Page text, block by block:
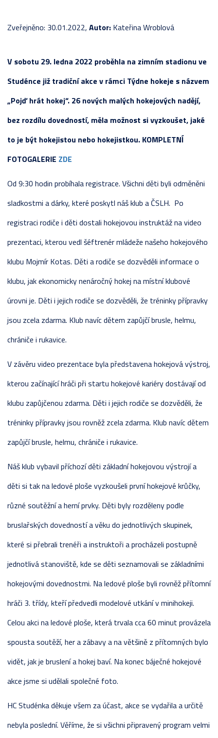
Zveřejněno: 30.01.2022, Autor: Kateřina Wroblová
V sobotu 29. ledna 2022 proběhla na zimním stadionu ve
Studénce již tradiční akce v rámci Týdne hokeje s názvem
„Pojď hrát hokej“. 26 nových malých hokejových nadějí,
bez rozdílu dovedností, měla možnost si vyzkoušet, jaké
to je být hokejistou nebo hokejistkou. KOMPLETNÍ
FOTOGALERIE ZDE
Od 9:30 hodin probíhala registrace. Všichni děti byli odměněni
sladkostmi a dárky, které poskytl náš klub a ČSLH. Po
registraci rodiče i děti dostali hokejovou instruktáž na video
prezentaci, kterou vedl šéftrenér mládeže našeho hokejového
klubu Mojmír Kotas. Děti a rodiče se dozvěděli informace o
klubu, jak ekonomicky nenáročný hokej na místní klubové
úrovni je. Děti i jejich rodiče se dozvěděli, že tréninky přípravky
jsou zcela zdarma. Klub navíc dětem zapůjčí brusle, helmu,
chrániče i rukavice.
V závěru video prezentace byla představena hokejová výstroj,
kterou začínající hráči při startu hokejové kariéry dostávají od
klubu zapůjčenou zdarma. Děti i jejich rodiče se dozvěděli, že
tréninky přípravky jsou rovněž zcela zdarma. Klub navíc dětem
zapůjčí brusle, helmu, chrániče i rukavice.
Náš klub vybavil příchozí děti základní hokejovou výstrojí a
děti si tak na ledové ploše vyzkoušeli první hokejové krůčky,
různé soutěžní a herní prvky. Děti byly rozděleny podle
bruslařských dovedností a věku do jednotlivých skupinek,
které si přebrali trenéři a instruktoři a procházeli postupně
jednotlivá stanoviště, kde se děti seznamovali se základními
hokejovými dovednostmi. Na ledové ploše byli rovněž přítomní
hráči 3. třídy, kteří předvedli modelové utkání v minihokeji.
Celou akci na ledové ploše, která trvala cca 60 minut provázela
spousta soutěží, her a zábavy a na většině z přítomných bylo
vidět, jak je bruslení a hokej baví. Na konec báječné hokejové
akce jsme si udělali společné foto.
HC Studénka děkuje všem za účast, akce se vydařila a určitě
nebyla poslední. Věříme, že si všichni připravený program velmi